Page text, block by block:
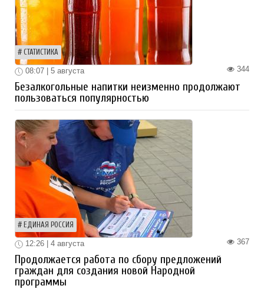
СТАТИСТИКА
344
08:07 | 5 августа
Безалкогольные напитки неизменно продолжают
пользоваться популярностью
ЕДИНАЯ РОССИЯ
367
12:26 | 4 августа
Продолжается работа по сбору предложений
граждан для создания новой Народной
программы